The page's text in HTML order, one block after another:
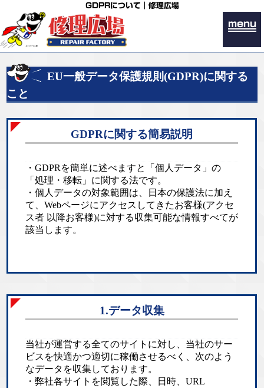
GDPRについて｜修理広場
menu
EU一般データ保護規則(GDPR)に関する
こと
GDPRに関する簡易説明
・GDPRを簡単に述べますと「個人データ」の
「処理・移転」に関する法です。
・個人データの対象範囲は、日本の保護法に加え
て、Webページにアクセスしてきたお客様(アクセ
ス者 以降お客様)に対する収集可能な情報すべてが
該当します。
1.データ収集
当社が運営する全てのサイトに対し、当社のサー
ビスを快適かつ適切に稼働させるべく、次のよう
なデータを収集しております。
・弊社各サイトを閲覧した際、日時、URL